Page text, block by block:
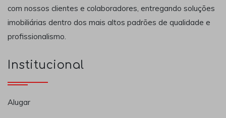
com nossos clientes e colaboradores, entregando soluções
imobiliárias dentro dos mais altos padrões de qualidade e
profissionalismo.
Institucional
Alugar